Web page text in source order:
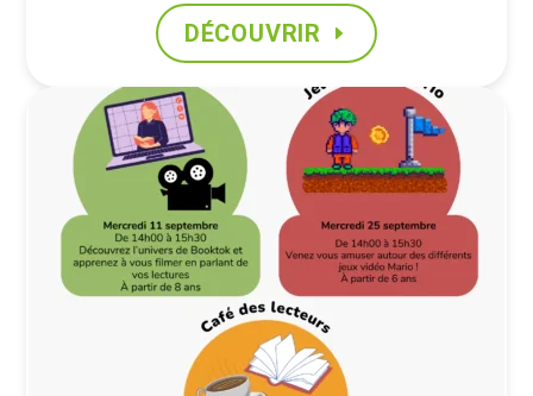
DÉCOUVRIR